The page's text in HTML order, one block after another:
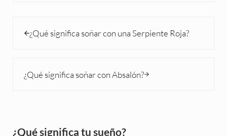
¿Qué significa soñar con una Serpiente Roja?
¿Qué significa soñar con Absalón?
Sidebar
¿Qué significa tu sueño?